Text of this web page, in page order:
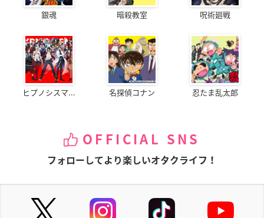
銀魂 暗殺教室 呪術廻戦
ヒプノシスマ... 名探偵コナン 忍たま乱太郎
OFFICIAL SNS
フォローしてより楽しいオタクライフ！